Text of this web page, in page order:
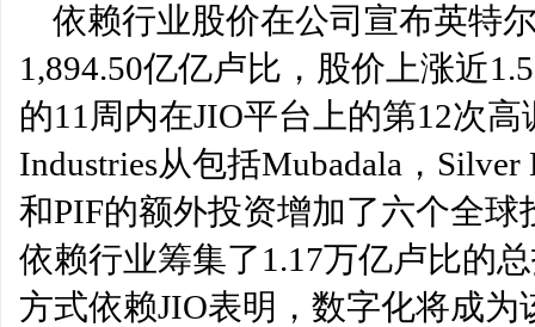
依赖行业股价在公司宣布英特
1,894.50亿亿卢比，股价上涨近
的11周内在JIO平台上的第12次
Industries从包括Mubadala，
和PIF的额外投资增加了六个全
依赖行业筹集了1.17万亿卢比的
方式依赖JIO表明，数字化将成